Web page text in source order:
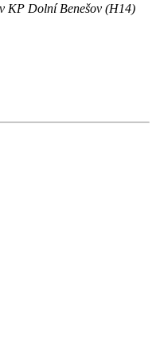
KP Dolní Benešov (H14)